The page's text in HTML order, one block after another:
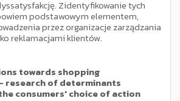
Zidentyfikowanie tych
podstawowym elementem,
przez organizacje zarządzania
reklamacjami klientów.
towards shopping
research of determinants
consumers' choice of action